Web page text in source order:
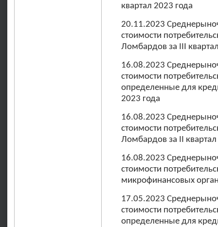
квартал 2023 года
20.11.2023
стоимости
Ломбардов за III
16.08.2023
стоимости
определенные для
2023 года
16.08.2023
стоимости
Ломбардов за II
16.08.2023
стоимости
микрофинансовых
17.05.2023
стоимости
определенные для